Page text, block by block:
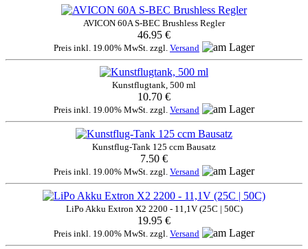
AVICON 60A S-BEC Brushless Regler
46.95 €
Preis inkl. 19.00% MwSt. zzgl. Versand
Kunstflugtank, 500 ml
10.70 €
Preis inkl. 19.00% MwSt. zzgl. Versand
Kunstflug-Tank 125 ccm Bausatz
7.50 €
Preis inkl. 19.00% MwSt. zzgl. Versand
LiPo Akku Extron X2 2200 - 11,1V (25C | 50C)
19.95 €
Preis inkl. 19.00% MwSt. zzgl. Versand